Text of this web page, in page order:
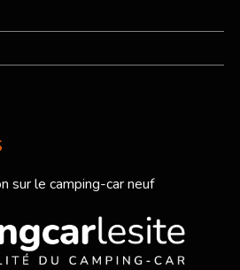
sur le camping-car neuf